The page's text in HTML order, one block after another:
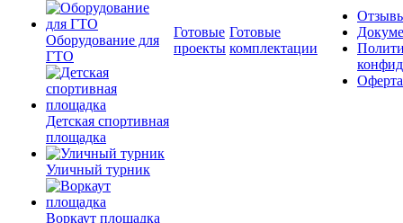
Оборудование для
ГТО
Детская спортивная
площадка
Уличный турник
Воркаут площадка
Готовые
проекты
Готовые
комплектации
Оферта